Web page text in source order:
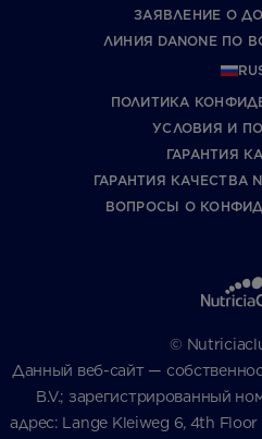
ЗАЯВЛЕНИЕ О
ЛИНИЯ DANONE ПО
ПОЛИТИКА
УCЛОВИЯ И
ГАРАНТИЯ
ГАРАНТИЯ КАЧЕСТВА
ВОПРОСЫ О
©
Данный веб-сайт —
B.V.; зарегистрированный
адрес: Lange Kleiweg 6, 4th Floor